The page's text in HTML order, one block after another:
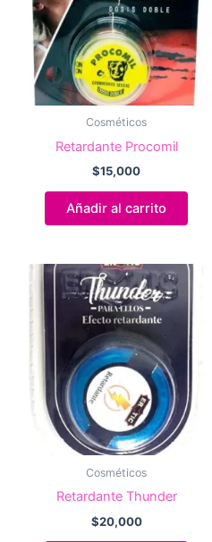
Cosméticos
Retardante Procomil
$15,000
Añadir al carrito
Cosméticos
Retardante Thunder
$20,000